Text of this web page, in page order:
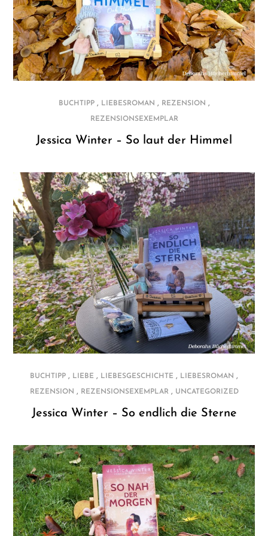
BUCHTIPP, LIEBESROMAN , REZENSION ,
REZENSIONSEXEMPLAR
Jessica Winter – So laut der Himmel
BUCHTIPP , LIEBE , LIEBESGESCHICHTE , LIEBESROMAN ,
REZENSION , REZENSIONSEXEMPLAR, UNCATEGORIZED
Jessica Winter – So endlich die Sterne